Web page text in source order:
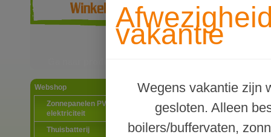
Webshop
Zonnepanelen PV-systemen
elektriciteit
Thuisbatterij
vakantie
Wegens vakantie zijn
gesloten. Alleen
boilers/buffervaten,
Panasonic 1-
& koelen